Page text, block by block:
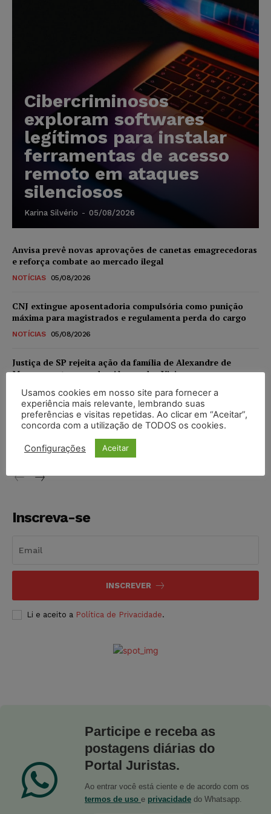
Cibercriminosos
exploram softwares
legítimos para instalar
ferramentas de acesso
remoto em ataques
silenciosos
Karina Silvério - 05/08/2026
Anvisa prevê novas aprovações de canetas emagrecedoras
e reforça combate ao mercado ilegal
NOTÍCIAS 05/08/2026
CNJ extingue aposentadoria compulsória como punição
máxima para magistrados e regulamenta perda do cargo
NOTÍCIAS 05/08/2026
Justiça de SP rejeita ação da família de Alexandre de
Moraes contra senador Alessandro Vieira
NOTÍCIAS 05/08/2026
Conselho Nacional de Justiça determina afastamento da
juíza Gabriela Hardt por dois anos
NOTÍCIAS 05/08/2026
Inscreva-se
INSCREVER
Li e aceito a Política de Privacidade.
Participe e receba as
postagens diárias do
Portal Juristas.
Ao entrar você está ciente e de acordo com os
termos de uso e privacidade do Whatsapp.
Usamos cookies em nosso site para fornecer a
experiência mais relevante, lembrando suas
preferências e visitas repetidas. Ao clicar em “Aceitar”,
concorda com a utilização de TODOS os cookies.
Configurações Aceitar